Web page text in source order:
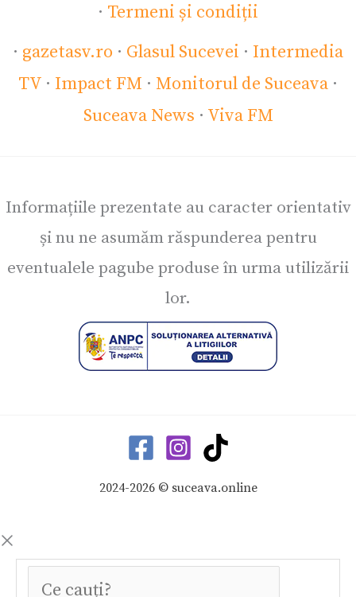
· Termeni și condiții
· gazetasv.ro · Glasul Sucevei · Intermedia
TV · Impact FM · Monitorul de Suceava ·
Suceava News · Viva FM
Informațiile prezentate au caracter orientativ
și nu ne asumăm răspunderea pentru
eventualele pagube produse în urma utilizării
lor.
2024-2026 © suceava.online